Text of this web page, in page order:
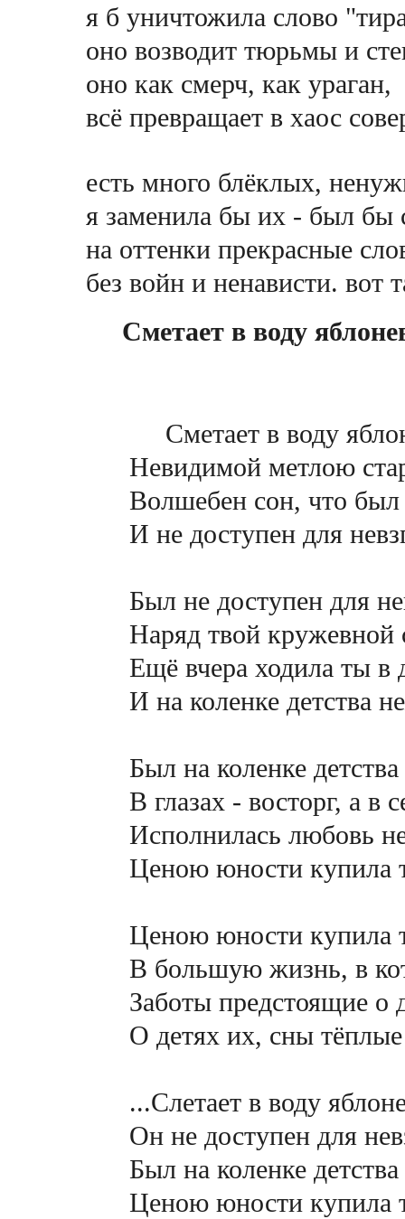
я б уничтожила слово
оно возводит тюрьмы и
оно как смерч, как ураган,
всё превращает в хаос
есть много блёклых,
я заменила бы их - был бы
на оттенки прекрасные
без войн и ненависти. вот
Сметает в воду
Сметает в воду
Невидимой метлою
Волшебeн сон, что был
И не доступен для
Был не доступен для
Наряд твой кружевной
Ещё вчера ходила ты в
И на коленке детства
Был на коленке детства
В глазах - восторг, а в
Исполнилась любовь не
Ценою юности купила
Ценою юности купила
В большую жизнь, в
Заботы предстоящие о
О детях их, сны тёплые
...Слетает в воду
Oн не доступен для
Был на коленке детства
Ценою юности купила